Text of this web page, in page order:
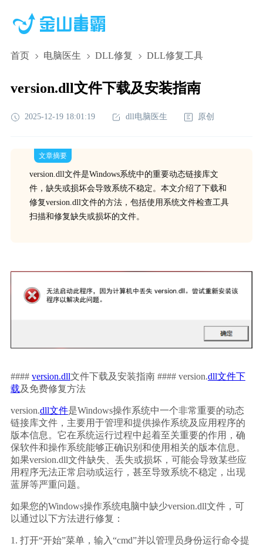
首页 电脑医生 DLL修复 DLL修复工具
version.dll文件下载及安装指南
2025-12-19 18:01:19 dll电脑医生 原创
文章摘要
version.dll文件是Windows系统中的重要动态链接库文
件，缺失或损坏会导致系统不稳定。本文介绍了下载和
修复version.dll文件的方法，包括使用系统文件检查工具
扫描和修复缺失或损坏的文件。
#### version.dll文件下载及安装指南 #### version.dll文件下
载及免费修复方法
version.dll文件是Windows操作系统中一个非常重要的动态
链接库文件，主要用于管理和提供操作系统及应用程序的
版本信息。它在系统运行过程中起着至关重要的作用，确
保软件和操作系统能够正确识别和使用相关的版本信息。
如果version.dll文件缺失、丢失或损坏，可能会导致某些应
用程序无法正常启动或运行，甚至导致系统不稳定，出现
蓝屏等严重问题。
如果您的Windows操作系统电脑中缺少version.dll文件，可
以通过以下方法进行修复：
1. 打开“开始”菜单，输入“cmd”并以管理员身份运行命令提